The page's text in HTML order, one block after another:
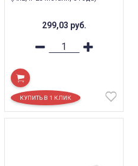
299,03 руб.